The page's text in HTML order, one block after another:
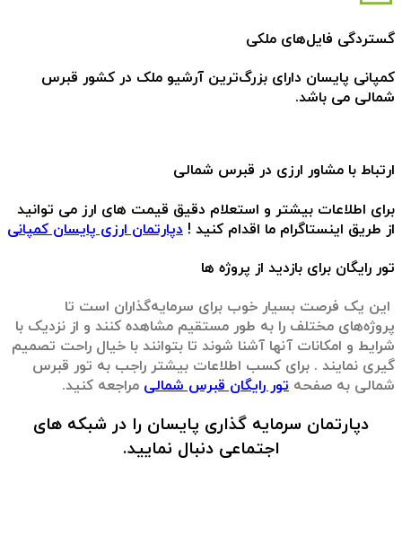
گستردگی فایل‌های ملکی
کمپانی پایسان دارای بزرگ‌ترین آرشیو ملک در کشور قبرس
شمالی می باشد.
ارتباط با مشاور ارزی در قبرس شمالی
برای اطلاعات بیشتر و استعلام دقیق قیمت های ارز می توانید
از طریق اینستاگرام ما اقدام کنید ! دپارتمان ارزی پایسان کمپانی
تور رایگان برای بازدید از پروژه‌ ها
این یک فرصت بسیار خوب برای سرمایه‌گذاران است تا
پروژه‌های مختلف را به طور مستقیم مشاهده کنند و از نزدیک با
شرایط و امکانات آنها آشنا شوند تا بتوانند با خیال راحت تصمیم
گیری نمایند . برای کسب اطلاعات بیشتر راجب به تور قبرس
شمالی به صفحه تور رایگان قبرس شمالی مراجعه کنید.
دپارتمان سرمایه گذاری پایسان را در شبکه های
اجتماعی دنبال نمایید.